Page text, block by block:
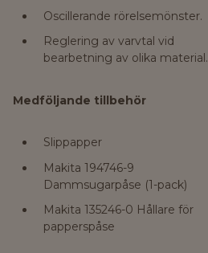
Oscillerande rörelsemönster.
Reglering av varvtal vid
bearbetning av olika material.
Medföljande tillbehör
Slippapper
Makita 194746-9
Dammsugarpåse (1-pack)
Makita 135246-0 Hållare för
papperspåse